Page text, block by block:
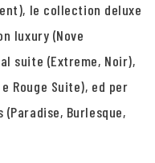
le collection deluxe
luxury (Nove
suite (Extreme, Noir),
Rouge Suite), ed per
Burlesque,